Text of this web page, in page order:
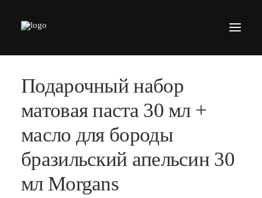
БАРБЕРШОПЫ
КОСМЕТИКА
КОНТАКТЫ
ВАКАНСИИ
Подарочный набор
матовая паста 30 мл +
масло для бороды
бразильский апельсин 30
мл Morgans